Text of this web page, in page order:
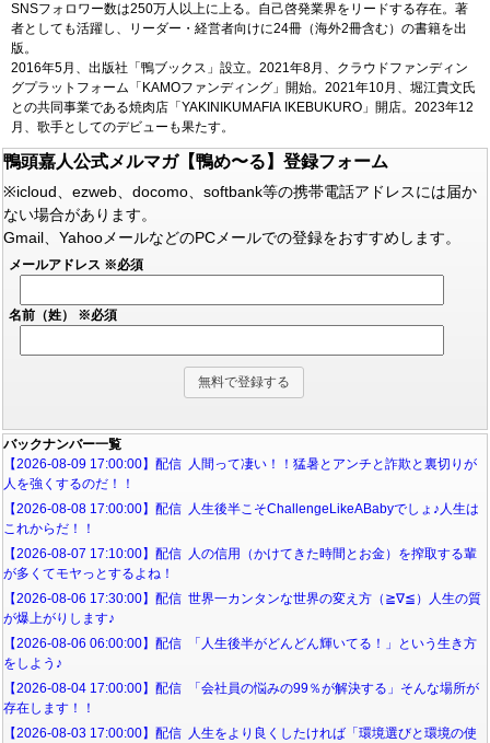
SNSフォロワー数は250万人以上に上る。自己啓発業界をリードする存在。著
者としても活躍し、リーダー・経営者向けに24冊（海外2冊含む）の書籍を出
版。
2016年5月、出版社「鴨ブックス」設立。2021年8月、クラウドファンディン
グプラットフォーム「KAMOファンディング」開始。2021年10月、堀江貴文氏
との共同事業である焼肉店「YAKINIKUMAFIA IKEBUKURO」開店。2023年12
月、歌手としてのデビューも果たす。
鴨頭嘉人公式メルマガ【鴨め〜る】登録フォーム
※icloud、ezweb、docomo、softbank等の携帯電話アドレスには届か
ない場合があります。
Gmail、YahooメールなどのPCメールでの登録をおすすめします。
メールアドレス ※必須
名前（姓） ※必須
バックナンバー一覧
【2026-08-09 17:00:00】配信 人間って凄い！！猛暑とアンチと詐欺と裏切りが
人を強くするのだ！！
【2026-08-08 17:00:00】配信 人生後半こそChallengeLikeABabyでしょ♪人生は
これからだ！！
【2026-08-07 17:10:00】配信 人の信用（かけてきた時間とお金）を搾取する輩
が多くてモヤっとするよね！
【2026-08-06 17:30:00】配信 世界一カンタンな世界の変え方（≧∇≦）人生の質
が爆上がりします♪
【2026-08-06 06:00:00】配信 「人生後半がどんどん輝いてる！」という生き方
をしよう♪
【2026-08-04 17:00:00】配信 「会社員の悩みの99％が解決する」そんな場所が
存在します！！
【2026-08-03 17:00:00】配信 人生をより良くしたければ「環境選びと環境の使